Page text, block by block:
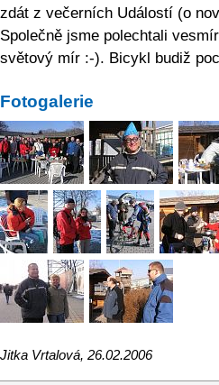
zdát z večerních Událostí (o
Společně jsme polechtali
světový mír :-). Bicykl budiž
Fotogalerie
Jitka Vrtalová, 26.02.2006